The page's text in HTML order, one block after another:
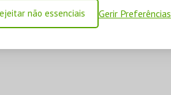
não essenciais Gerir Preferências